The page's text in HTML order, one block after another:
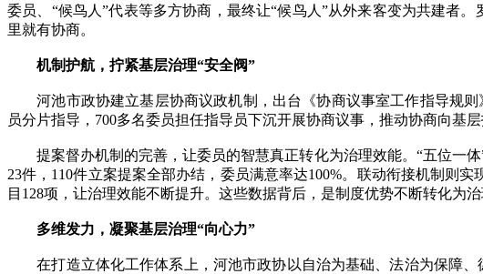
委员、“候鸟人”代表等多方协商，最终让“候鸟人”从外来客变为共建者
里就有协商。
机制护航，拧紧基层治理“安全阀”
河池市政协建立基层协商议政机制，出台《协商议事室工作指导规则
员分片指导，700多名委员担任指导员下沉开展协商议事，推动协商向基层
提案督办机制的完善，让委员的智慧真正转化为治理效能。“五位一体
23件，110件立案提案全部办结，委员满意率达100%。联动衔接机制则
目128项，让治理效能不断提升。这些数据背后，是制度优势不断转化为治
多维发力，凝聚基层治理“向心力”
在打造立体化工作体系上，河池市政协以自治为基础、法治为保障、